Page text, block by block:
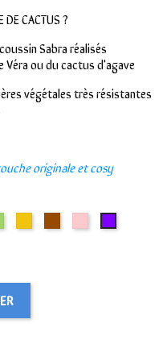
CACTUS ?
Sabra réalisés
Véra ou du cactus d'agave
végétales très résistantes
originale et cosy